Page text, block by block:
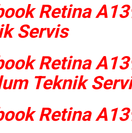
Retina
Servis
Retina
Teknik
Retina